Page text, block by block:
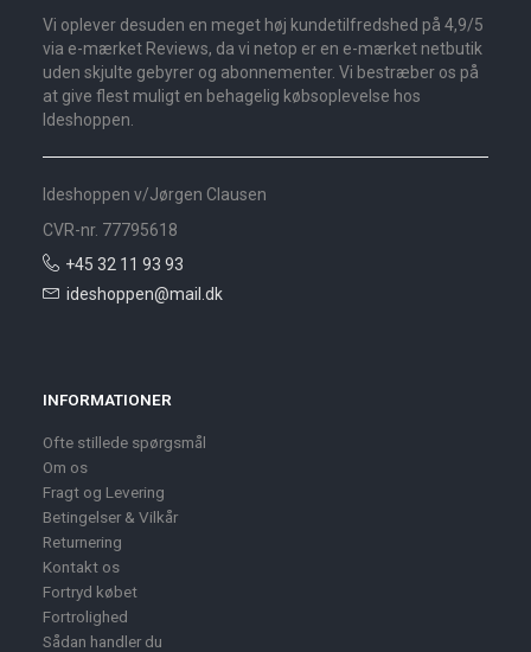
Vi oplever desuden en meget høj kundetilfredshed på 4,9/5
via e-mærket Reviews, da vi netop er en e-mærket netbutik
uden skjulte gebyrer og abonnementer. Vi bestræber os på
at give flest muligt en behagelig købsoplevelse hos
Ideshoppen.
Ideshoppen v/Jørgen Clausen
CVR-nr. 77795618
+45 32 11 93 93
ideshoppen@mail.dk
INFORMATIONER
Ofte stillede spørgsmål
Om os
Fragt og Levering
Betingelser & Vilkår
Returnering
Kontakt os
Fortryd købet
Fortrolighed
Sådan handler du